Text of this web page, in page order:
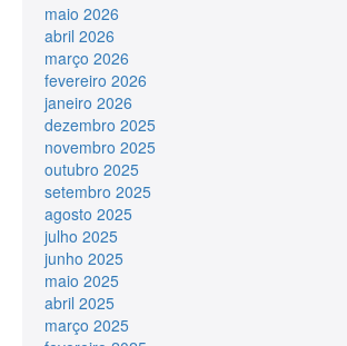
maio 2026
abril 2026
março 2026
fevereiro 2026
janeiro 2026
dezembro 2025
novembro 2025
outubro 2025
setembro 2025
agosto 2025
julho 2025
junho 2025
maio 2025
abril 2025
março 2025